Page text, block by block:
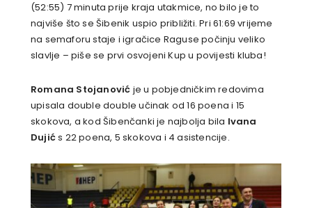
(52:55) 7 minuta prije kraja utakmice, no bilo je to
najviše što se Šibenik uspio približiti. Pri 61:69 vrijeme
na semaforu staje i igračice Raguse počinju veliko
slavlje – piše se prvi osvojeni Kup u povijesti kluba!
Romana Stojanović je u pobjedničkim redovima
upisala double double učinak od 16 poena i 15
skokova, a kod Šibenčanki je najbolja bila Ivana
Dujićs 22 poena, 5 skokova i 4 asistencije.